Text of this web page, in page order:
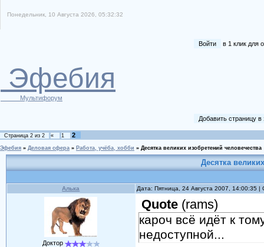
Понедельник, 10 Августа 2026, 05:32:32
Войти в 1 клик для
Эфебия
Мультифорум
Добавить страницу
Страница 2 из 2 « 1 2
Эфебия » Деловая сфера » Работа, учёба, хобби » Десятка великих изобретений человечества
Десятка
Алька Дата: Пятница, 24 Августа 2007, 14:00:35
Доктор
Quote(rams)
кароч всё идёт к
недоступной...